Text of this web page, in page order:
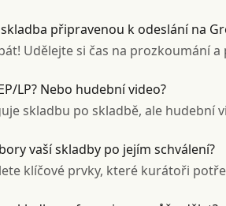
připravenou k odeslání na
Udělejte si čas na prozkoumání
LP? Nebo hudební video?
skladbu po skladbě, ale hudební
vaší skladby po jejím schválení?
klíčové prvky, které kurátoři